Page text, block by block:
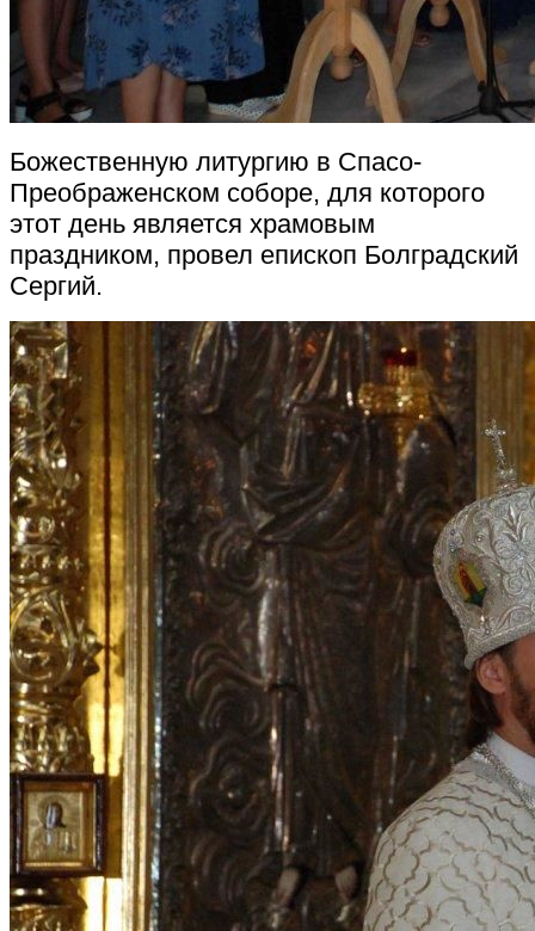
Божественную литургию в Спасо-
Преображенском соборе, для которого
этот день является храмовым
праздником, провел епископ Болградский
Сергий.